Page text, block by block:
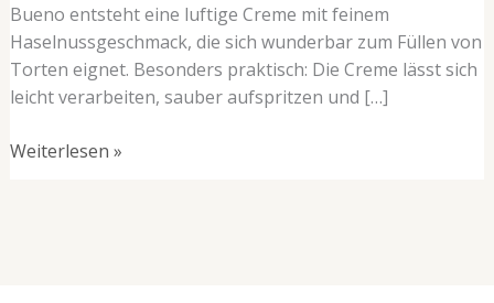
Bueno entsteht eine luftige Creme mit feinem
Haselnussgeschmack, die sich wunderbar zum Füllen von
Torten eignet. Besonders praktisch: Die Creme lässt sich
leicht verarbeiten, sauber aufspritzen und […]
Weiterlesen »